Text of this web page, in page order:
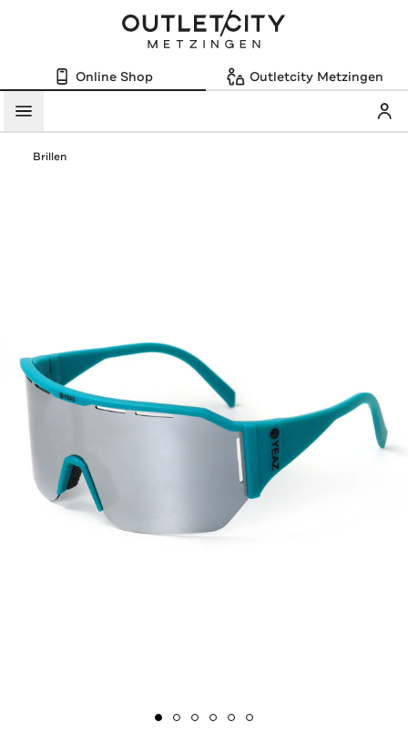
Online Shop Outletcity Metzingen
Menü
Brillen